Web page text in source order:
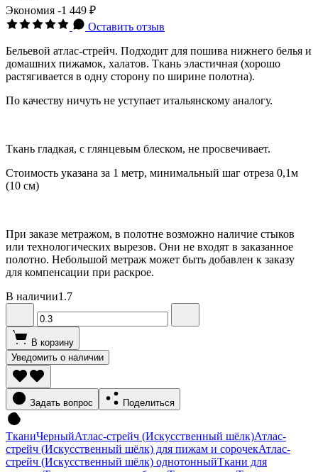
Экономия -1 449 ₽
Оставить отзыв
Бельевой атлас-стрейч. Подходит для пошива нижнего белья и
домашних пижамок, халатов. Ткань эластичная (хорошо
растягивается в одну сторону по ширине полотна).
По качеству ничуть не уступает итальянскому аналогу.
Ткань гладкая, с глянцевым блеском, не просвечивает.
Стоимость указана за 1 метр, минимальный шаг отреза 0,1м
(10 см)
При заказе метражом, в полотне возможно наличие стыков
или технологических вырезов. Они не входят в заказанное
полотно. Небольшой метраж может быть добавлен к заказу
для компенсации при раскрое.
В наличии1.7
В корзину
Уведомить о наличии
Задать вопрос Поделиться
ТканиЧерныйАтлас-стрейч (Искусственный шёлк)Атлас-
стрейч (Искусственный шёлк) для пижам и сорочекАтлас-
стрейч (Искусственный шёлк) однотонныйТкани для